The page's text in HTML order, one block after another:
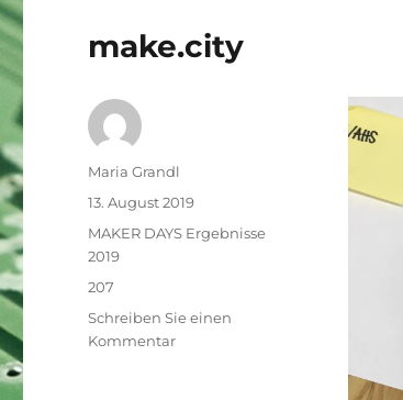
den
2019
TU
make.city
Autor
Maria Grandl
Veröffentlicht
am
13. August 2019
Kategorien
MAKER DAYS Ergebnisse
2019
Schlagwörter
207
Schreiben Sie einen
Kommentarzu